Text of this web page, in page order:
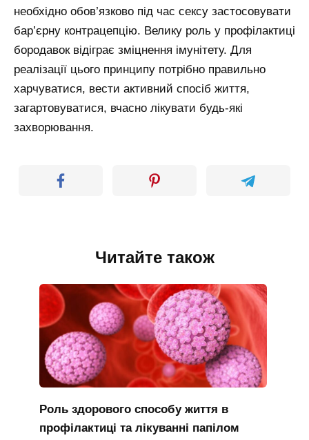
необхідно обов’язково під час сексу застосовувати
бар’єрну контрацепцію. Велику роль у профілактиці
бородавок відіграє зміцнення імунітету. Для
реалізації цього принципу потрібно правильно
харчуватися, вести активний спосіб життя,
загартовуватися, вчасно лікувати будь-які
захворювання.
Читайте також
Роль здорового способу життя в
профілактиці та лікуванні папілом